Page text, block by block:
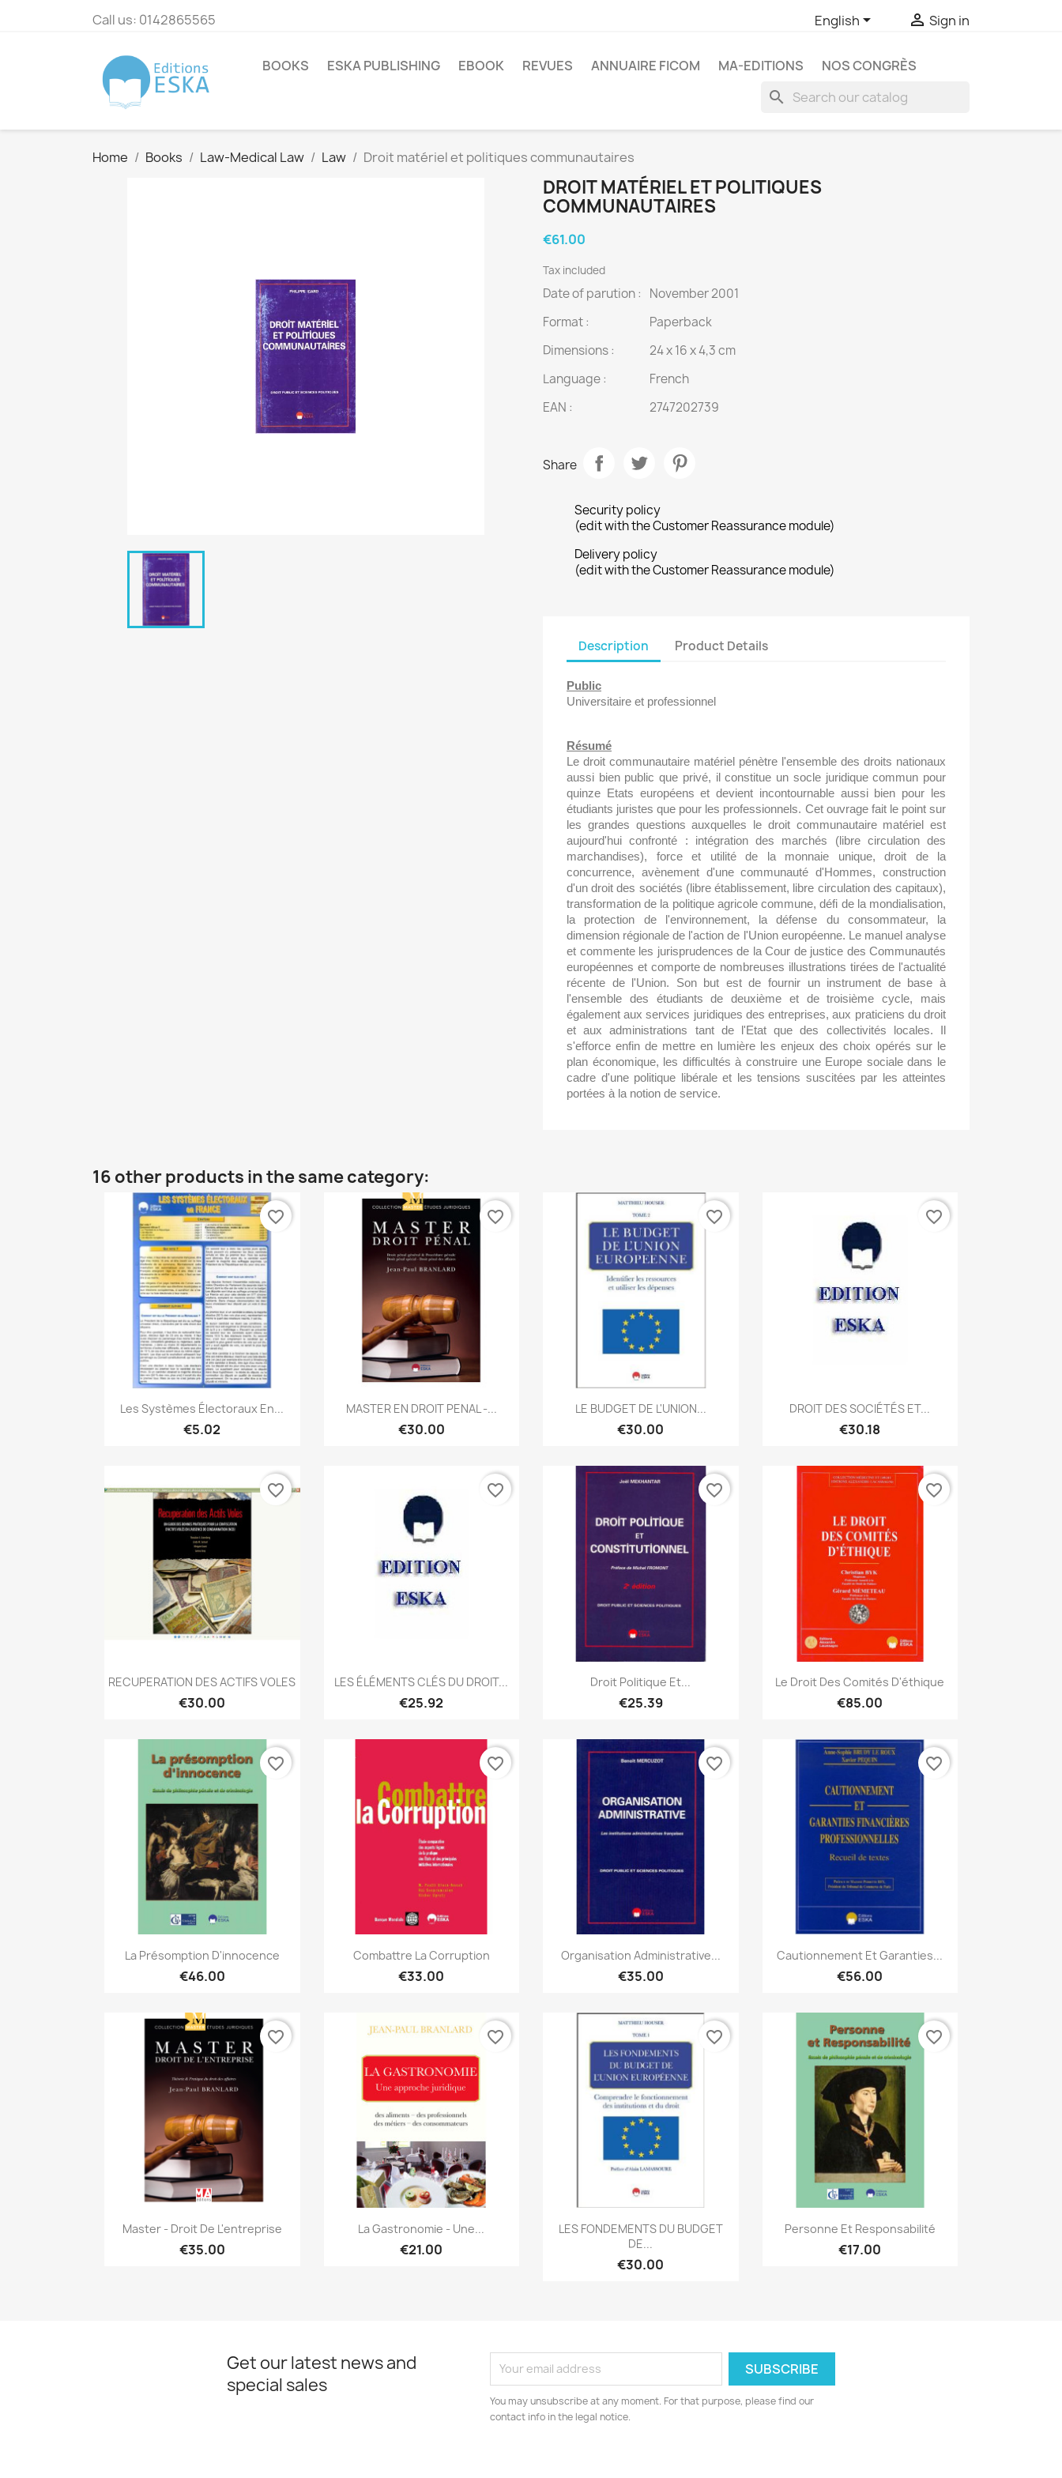
Call us: 0142865565 English  Sign in
BOOKS ESKA PUBLISHING EBOOK REVUES ANNUAIRE FICOM MA-EDITIONS NOS CONGRÈS
search
Home Books Law-Medical Law Law Droit matériel et politiques communautaires
DROIT MATÉRIEL ET POLITIQUES
COMMUNAUTAIRES
€61.00
Tax included
Date of parution :
November 2001
Format :
Paperback
Dimensions :
24 x 16 x 4,3 cm
Language :
French
EAN :
2747202739
Share
Security policy
(edit with the Customer Reassurance module)
Delivery policy
(edit with the Customer Reassurance module)
Description Product Details
Public
Universitaire et professionnel
Résumé
Le droit communautaire matériel pénètre l'ensemble des droits nationaux
aussi bien public que privé, il constitue un socle juridique commun pour
quinze Etats européens et devient incontournable aussi bien pour les
étudiants juristes que pour les professionnels. Cet ouvrage fait le point sur
les grandes questions auxquelles le droit communautaire matériel est
aujourd'hui confronté : intégration des marchés (libre circulation des
marchandises), force et utilité de la monnaie unique, droit de la
concurrence, avènement d'une communauté d'Hommes, construction
d'un droit des sociétés (libre établissement, libre circulation des capitaux),
transformation de la politique agricole commune, défi de la mondialisation,
la protection de l'environnement, la défense du consommateur, la
dimension régionale de l'action de l'Union européenne. Le manuel analyse
et commente les jurisprudences de la Cour de justice des Communautés
européennes et comporte de nombreuses illustrations tirées de l'actualité
récente de l'Union. Son but est de fournir un instrument de base à
l'ensemble des étudiants de deuxième et de troisième cycle, mais
également aux services juridiques des entreprises, aux praticiens du droit
et aux administrations tant de l'Etat que des collectivités locales. Il
s'efforce enfin de mettre en lumière les enjeux des choix opérés sur le
plan économique, les difficultés à construire une Europe sociale dans le
cadre d'une politique libérale et les tensions suscitées par les atteintes
portées à la notion de service.
16 other products in the same category:
Quick view
Les Systèmes Électoraux En...
€5.02
favorite_border
Quick view
MASTER EN DROIT PENAL -...
€30.00
favorite_border
Quick view
LE BUDGET DE L'UNION...
€30.00
favorite_border
Quick view
DROIT DES SOCIÉTÉS ET...
€30.18
favorite_border
Quick view
RECUPERATION DES ACTIFS VOLES
€30.00
favorite_border
Quick view
LES ÉLÉMENTS CLÉS DU DROIT...
€25.92
favorite_border
Quick view
Droit Politique Et...
€25.39
favorite_border
Quick view
Le Droit Des Comités D'éthique
€85.00
favorite_border
Quick view
La Présomption D'innocence
€46.00
favorite_border
Quick view
Combattre La Corruption
€33.00
favorite_border
Quick view
Organisation Administrative...
€35.00
favorite_border
Quick view
Cautionnement Et Garanties...
€56.00
favorite_border
Quick view
Master - Droit De L'entreprise
€35.00
favorite_border
Quick view
La Gastronomie - Une...
€21.00
favorite_border
Quick view
LES FONDEMENTS DU BUDGET
DE...
€30.00
favorite_border
Quick view
Personne Et Responsabilité
€17.00
favorite_border
Get our latest news and
special sales
You may unsubscribe at any moment. For that purpose, please find our
contact info in the legal notice.